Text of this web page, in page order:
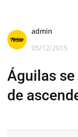
admin
05/12/2015
Águilas
de